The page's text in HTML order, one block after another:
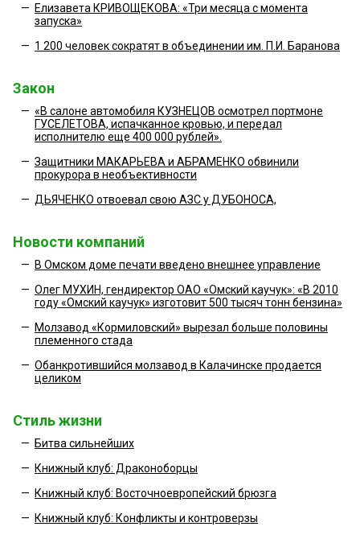
— Елизавета КРИВОЩЕКОВА: «Три месяца с момента
запуска»
— 1 200 человек сократят в объединении им. П.И. Баранова
Закон
— «В салоне автомобиля КУЗНЕЦОВ осмотрел портмоне
ГУСЕЛЕТОВА, испачканное кровью, и передал
исполнителю еще 400 000 рублей».
— Защитники МАКАРЬЕВА и АБРАМЕНКО обвинили
прокурора в необъективности
— ДЬЯЧЕНКО отвоевал свою АЗС у ДУБОНОСА,
Новости компаний
— В Омском доме печати введено внешнее управление
— Олег МУХИН, гендиректор ОАО «Омский каучук»: «В 2010
году «Омский каучук» изготовит 500 тысяч тонн бензина»
— Молзавод «Кормиловский» вырезал больше половины
племенного стада
— Обанкротившийся молзавод в Калачинске продается
целиком
Стиль жизни
— Битва сильнейших
— Книжный клуб: Драконоборцы
— Книжный клуб: Восточноевропейский брюзга
— Книжный клуб: Конфликты и контроверзы